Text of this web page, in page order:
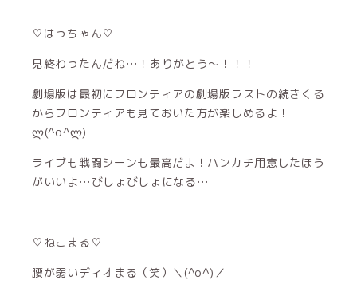
♡はっちゃん♡
見終わったんだね…！ありがとう〜！！！
劇場版は最初にフロンティアの劇場版ラストの続きくる
からフロンティアも見ておいた方が楽しめるよ！
ლ(^o^ლ)
ライブも戦闘シーンも最高だよ！ハンカチ用意したほう
がいいよ…びしょびしょになる…
♡ねこまる♡
腰が弱いディオまる（笑）＼(^o^)／